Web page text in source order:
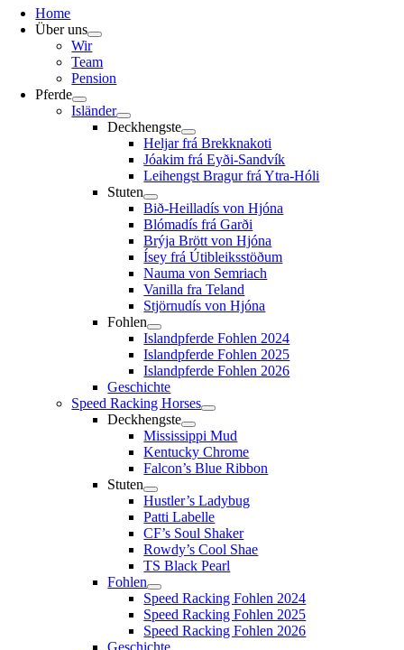
Home
Über uns
Wir
Team
Pension
Pferde
Isländer
Deckhengste
Heljar frá Brekknakoti
Jóakim frá Eyði-Sandvík
Leihengst Bragur frá Ytra-Hóli
Stuten
Bið-Heilladís von Hjóna
Blómadís frá Garði
Brýja Brött von Hjóna
Ísey frá Útibleiksstöðum
Nauma von Semriach
Vanilla fra Teland
Stjörnudís von Hjóna
Fohlen
Islandpferde Fohlen 2024
Islandpferde Fohlen 2025
Islandpferde Fohlen 2026
Geschichte
Speed Racking Horses
Deckhengste
Mississippi Mud
Kentucky Chrome
Falcon’s Blue Ribbon
Stuten
Hustler’s Ladybug
Patti Labelle
CF’s Soul Shaker
Rowdy’s Cool Shae
TS Black Pearl
Fohlen
Speed Racking Fohlen 2024
Speed Racking Fohlen 2025
Speed Racking Fohlen 2026
Geschichte